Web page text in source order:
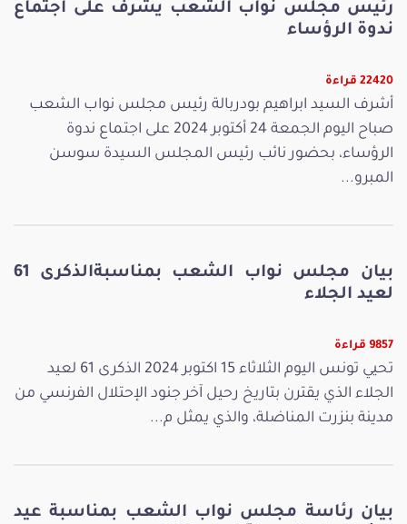
رئيس مجلس نواب الشعب يشرف على اجتماع
ندوة الرؤساء
22420 قراءة
أشرف السيد ابراهيم بودربالة رئيس مجلس نواب الشعب
صباح اليوم الجمعة 24 أكتوبر 2024 على اجتماع ندوة
الرؤساء، بحضور نائب رئيس المجلس السيدة سوسن
المبرو...
بيان مجلس نواب الشعب بمناسبةالذكرى 61
لعيد الجلاء
9857 قراءة
تحيي تونس اليوم الثلاثاء 15 اكتوبر 2024 الذكرى 61 لعيد
الجلاء الذي يقترن بتاريخ رحيل آخر جنود الإحتلال الفرنسي من
مدينة بنزرت المناضلة، والذي يمثل م...
بيان رئاسة مجلس نواب الشعب بمناسبة عيد